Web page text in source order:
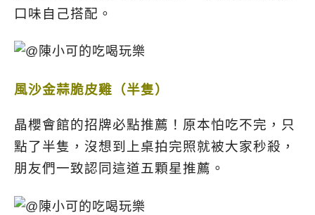
口味自己搭配。
風沙金蒜脆皮雞（半隻）
晶櫻會館的招牌必點推薦！原本怕吃不完，只
點了半隻，沒想到上桌拍完照就被大家秒殺，
朋友們一致認同這道五顆星推薦。